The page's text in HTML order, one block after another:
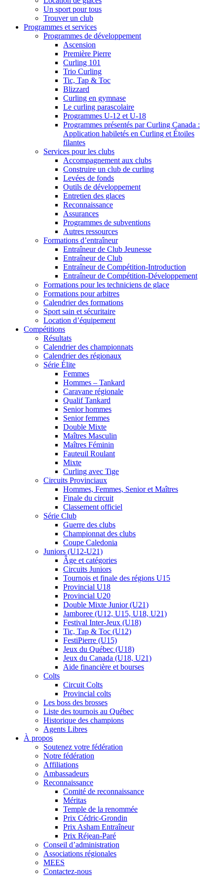
Un sport pour tous
Trouver un club
Programmes et services
Programmes de développement
Ascension
Première Pierre
Curling 101
Trio Curling
Tic, Tap & Toc
Blizzard
Curling en gymnase
Le curling parascolaire
Programmes U-12 et U-18
Programmes présentés par Curling Canada :
Application habiletés en Curling et Étoiles
filantes
Services pour les clubs
Accompagnement aux clubs
Construire un club de curling
Levées de fonds
Outils de développement
Entretien des glaces
Reconnaissance
Assurances
Programmes de subventions
Autres ressources
Formations d’entraîneur
Entraîneur de Club Jeunesse
Entraîneur de Club
Entraîneur de Compétition-Introduction
Entraîneur de Compétition-Développement
Formations pour les techniciens de glace
Formations pour arbitres
Calendrier des formations
Sport sain et sécuritaire
Location d’équipement
Compétitions
Résultats
Calendrier des championnats
Calendrier des régionaux
Série Élite
Femmes
Hommes – Tankard
Caravane régionale
Qualif Tankard
Senior hommes
Senior femmes
Double Mixte
Maîtres Masculin
Maîtres Féminin
Fauteuil Roulant
Mixte
Curling avec Tige
Circuits Provinciaux
Hommes, Femmes, Senior et Maîtres
Finale du circuit
Classement officiel
Série Club
Guerre des clubs
Championnat des clubs
Coupe Caledonia
Juniors (U12-U21)
Âge et catégories
Circuits Juniors
Tournois et finale des régions U15
Provincial U18
Provincial U20
Double Mixte Junior (U21)
Jamboree (U12, U15, U18, U21)
Festival Inter-Jeux (U18)
Tic, Tap & Toc (U12)
FestiPierre (U15)
Jeux du Québec (U18)
Jeux du Canada (U18, U21)
Aide financière et bourses
Colts
Circuit Colts
Provincial colts
Les boss des brosses
Liste des tournois au Québec
Historique des champions
Agents Libres
À propos
Soutenez votre fédération
Notre fédération
Affiliations
Ambassadeurs
Reconnaissance
Comité de reconnaissance
Méritas
Temple de la renommée
Prix Cédric-Grondin
Prix Asham Entraîneur
Prix Réjean-Paré
Conseil d’administration
Associations régionales
MEES
Contactez-nous